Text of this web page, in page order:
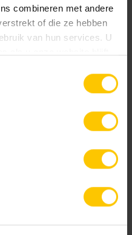
combineren met andere
of die ze hebben
van hun services. U
Heidemangaan